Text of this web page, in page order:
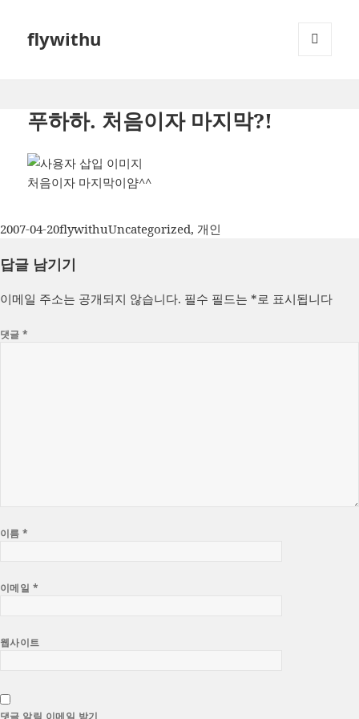
flywithu
푸하하. 처음이자 마지막?!
처음이자 마지막이얌^^
작
일
2007-04-20글
이
flywithu카
Uncategorized, 개인
답글 남기기
이메일 주소는 공개되지 않습니다. 필수 필드는 *로 표시됩니다
댓글*
이름*
이메일 *
웹사이트